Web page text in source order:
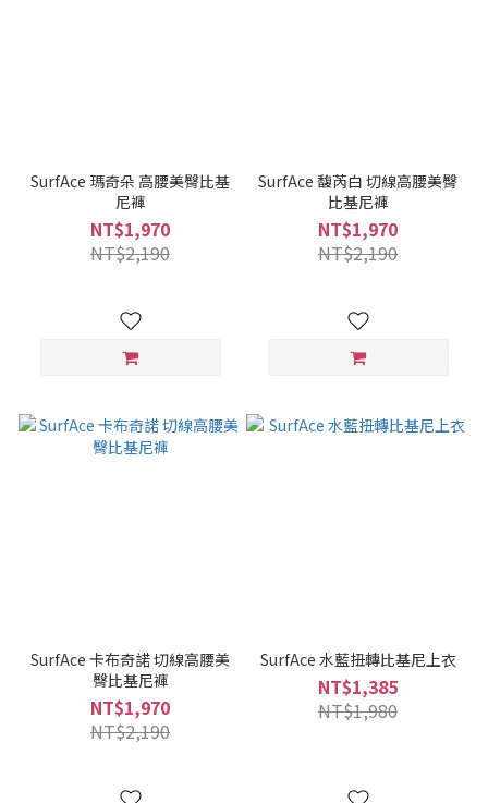
SurfAce 瑪奇朵 高腰美臀比基
尼褲
NT$1,970
NT$2,190
SurfAce 馥芮白 切線高腰美臀
比基尼褲
NT$1,970
NT$2,190
SurfAce 卡布奇諾 切線高腰美
臀比基尼褲
NT$1,970
NT$2,190
SurfAce 水藍扭轉比基尼上衣
NT$1,385
NT$1,980